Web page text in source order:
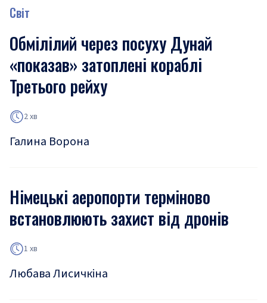
Світ
Обмілілий через посуху Дунай
«показав» затоплені кораблі
Третього рейху
2 хв
Галина Ворона
Німецькі аеропорти терміново
встановлюють захист від дронів
1 хв
Любава Лисичкіна